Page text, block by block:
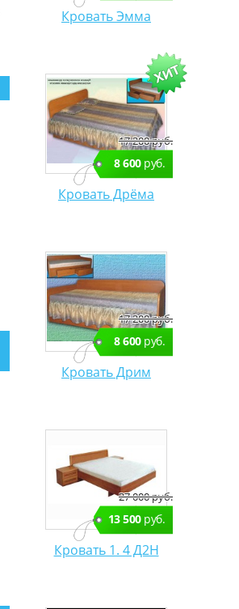
Кровать Эмма
17 200 руб.
8 600руб.
Кровать Дрёма
17 200 руб.
8 600руб.
Кровать Дрим
27 000 руб.
13 500руб.
Кровать 1. 4 Д2Н